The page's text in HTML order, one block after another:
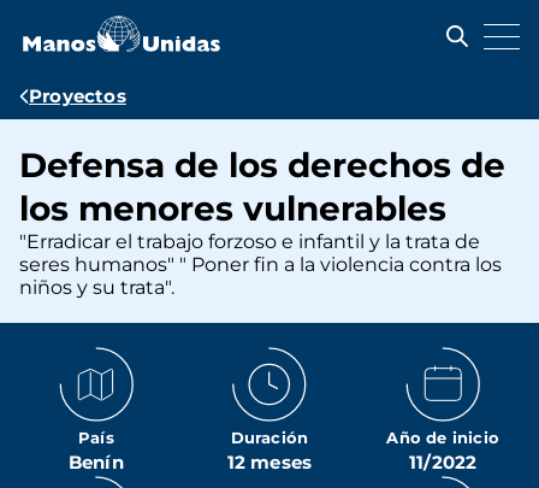
contenido
Ruta
navegación
Proyectos
Defensa de los derechos de
los menores vulnerables
"Erradicar el trabajo forzoso e infantil y la trata de
seres humanos" " Poner fin a la violencia contra los
niños y su trata".
País
Benín
Duración
12 meses
Año de inicio
11/2022